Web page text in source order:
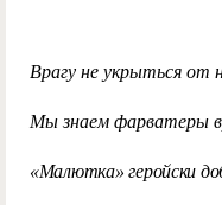
Врагу не укрыться от
Мы знаем фарватеры
«Малютка» геройски